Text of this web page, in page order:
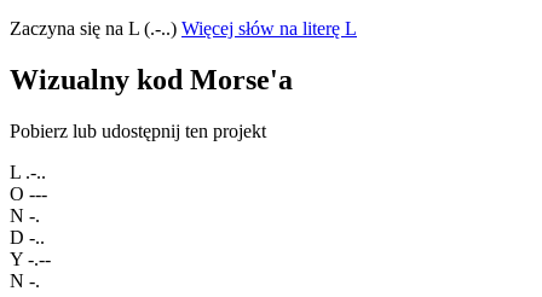
Zaczyna się na L (.-..) Więcej słów na literę L
Wizualny kod Morse'a
Pobierz lub udostępnij ten projekt
L .-..
O ---
N -.
D -..
Y -.--
N -.